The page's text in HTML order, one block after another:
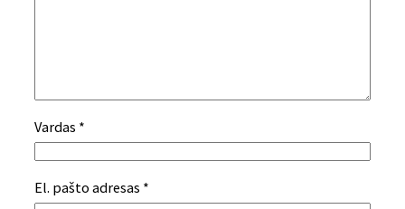
Vardas *
El. pašto adresas *